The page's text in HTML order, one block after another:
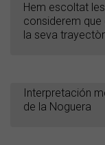
Hem escoltat
considerem
la seva
Interpretación
de la Noguera